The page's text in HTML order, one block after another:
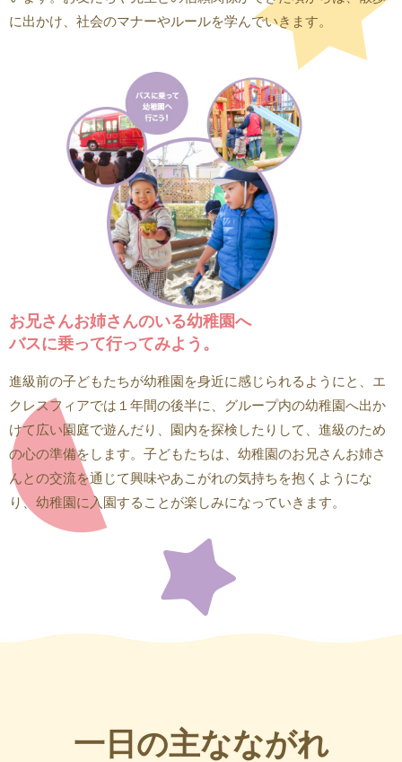
に出かけ、社会のマナーやルールを学んでいきます。
お兄さんお姉さんのいる幼稚園へ
バスに乗って行ってみよう。
進級前の子どもたちが幼稚園を身近に感じられるようにと、エ
クレスフィアでは１年間の後半に、グループ内の幼稚園へ出か
けて広い園庭で遊んだり、園内を探検したりして、進級のため
の心の準備をします。子どもたちは、幼稚園のお兄さんお姉さ
んとの交流を通じて興味やあこがれの気持ちを抱くようにな
り、幼稚園に入園することが楽しみになっていきます。
一日の主なながれ